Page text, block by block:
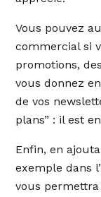
Vous pouvez
commercial si
promotions,
vous donnez
de vos
plans” : il est
Enfin, en
exemple dans
vous